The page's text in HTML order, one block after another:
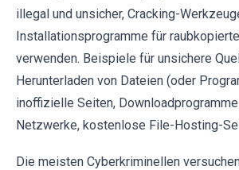
illegal und unsicher, Cracking-
Installationsprogramme für
verwenden. Beispiele für unsichere
Herunterladen von Dateien (oder
inoffizielle Seiten,
Netzwerke, kostenlose File-Hosting-
Die meisten Cyberkriminellen